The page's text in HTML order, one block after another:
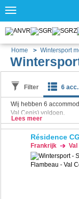
Toggle
Home Wintersport
Filter 6 acc.
Wij hebben 6
Val Cenis) voldoen.
Lees meer
Résidence
Frankrijk Val